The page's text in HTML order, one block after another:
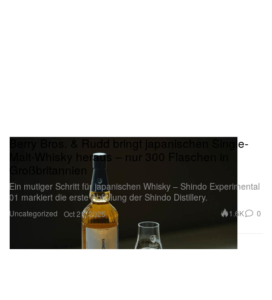
Uncategorized
Berry Bros. & Rudd bringt japanischen Single-
Malt-Whisky heraus – nur 300 Flaschen in
Großbritannien
Ein mutiger Schritt für japanischen Whisky – Shindo Experimental
01 markiert die erste Abfüllung der Shindo Distillery.
Oct 21, 2025 1.6K 0